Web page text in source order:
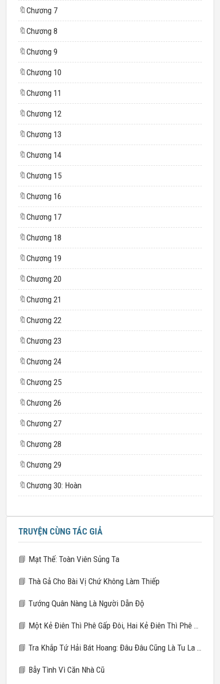
🔖 Chương 7
🔖 Chương 8
🔖 Chương 9
🔖 Chương 10
🔖 Chương 11
🔖 Chương 12
🔖 Chương 13
🔖 Chương 14
🔖 Chương 15
🔖 Chương 16
🔖 Chương 17
🔖 Chương 18
🔖 Chương 19
🔖 Chương 20
🔖 Chương 21
🔖 Chương 22
🔖 Chương 23
🔖 Chương 24
🔖 Chương 25
🔖 Chương 26
🔖 Chương 27
🔖 Chương 28
🔖 Chương 29
🔖 Chương 30: Hoàn
TRUYỆN CÙNG TÁC GIẢ
📘 Mạt Thế: Toàn Viên Sủng Ta
📘 Thà Gả Cho Bài Vị Chứ Không Làm Thiếp
📘 Tướng Quân Nàng Là Người Dẫn Độ
📘 Một Kẻ Điên Thì Phê Gấp Đôi, Hai Kẻ Điên Thì Phê Gấp Mười
📘 Tra Khắp Tứ Hải Bát Hoang: Đâu Đâu Cũng Là Tu La Tràng
📘 Bẫy Tình Vì Căn Nhà Cũ